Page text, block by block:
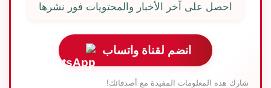
احصل على آخر الأخبار والمحتويات فور نشرها
انضم لقناة واتساب
شارك هذه المعلومات المفيدة مع أصدقائك!